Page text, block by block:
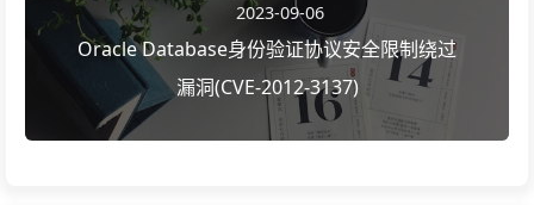
2023-09-06
Oracle Database身份验证协议安全限制绕过
漏洞(CVE-2012-3137)